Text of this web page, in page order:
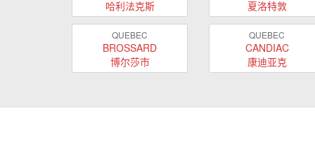
哈利法克斯
夏洛特敦
QUEBEC
BROSSARD
博尔莎市
QUEBEC
CANDIAC
康迪亚克